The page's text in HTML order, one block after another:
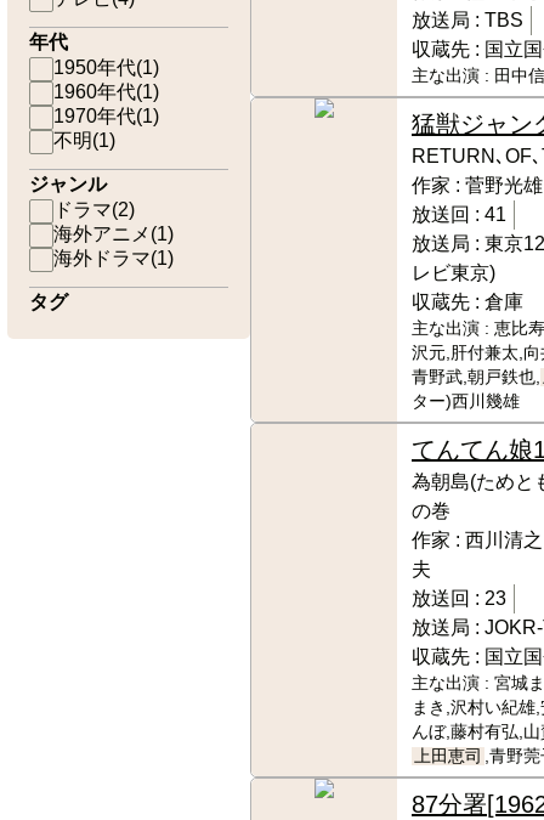
年代
1950年代(1)
1960年代(1)
1970年代(1)
不明(1)
ジャンル
ドラマ(2)
海外アニメ (1)
海外ドラマ(1)
タグ
放送局 : TBS
収蔵先 : 国立
主な出演 : 田中
猛獣ジャン
RETURN､OF
作家 : 菅野光
放送回 : 41
放送局 : 東京
レビ東京)
収蔵先 : 倉庫
主な出演 : 恵比
沢元,肝付兼太,
青野武,朝戸鉄也,
ター)西川幾雄
てんてん娘
為朝島(ためと
の巻
作家 : 西川清
夫
放送回 : 23
放送局 :
収蔵先 : 国立
主な出演 : 宮城
まき,沢村い紀雄
んぼ,藤村有弘,
上田恵司 ,青野
87分署